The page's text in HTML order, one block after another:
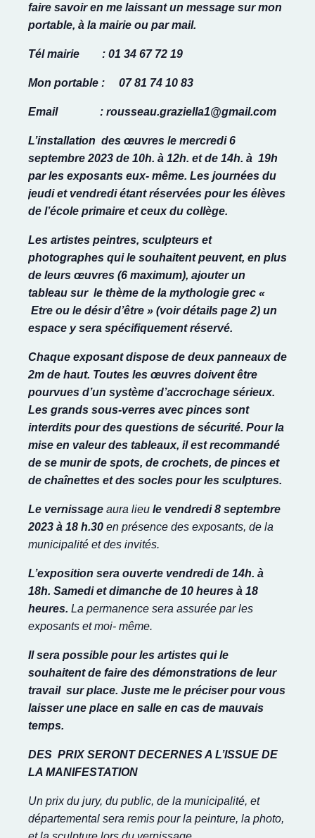
faire savoir en me laissant un message sur mon
portable, à la mairie ou par mail.
Tél mairie : 01 34 67 72 19
Mon portable : 07 81 74 10 83
Email : rousseau.graziella1@gmail.com
L’installation des œuvres le mercredi 6
septembre 2023 de 10h. à 12h. et de 14h. à 19h
par les exposants eux- même. Les journées du
jeudi et vendredi étant réservées pour les élèves
de l’école primaire et ceux du collège.
Les artistes peintres, sculpteurs et
photographes qui le souhaitent peuvent, en plus
de leurs œuvres (6 maximum), ajouter un
tableau sur le thème de la mythologie grec «
Etre ou le désir d’être » (voir détails page 2) un
espace y sera spécifiquement réservé.
Chaque exposant dispose de deux panneaux de
2m de haut. Toutes les œuvres doivent être
pourvues d’un système d’accrochage sérieux.
Les grands sous-verres avec pinces sont
interdits pour des questions de sécurité. Pour la
mise en valeur des tableaux, il estrecommandé
de se munir de spots, de crochets, de pinces et
de chaînettes et des socles pour les sculptures.
Le vernissage aura lieu le vendredi 8 septembre
2023 à 18 h.30 en présence des exposants, de la
municipalité et des invités.
L’exposition sera ouverte vendredi de 14h. à
18h. Samedi et dimanche de 10 heures à 18
heures. La permanence sera assurée par les
exposants et moi- même.
Il sera possible pour les artistes qui le
souhaitent de faire des démonstrations de leur
travail sur place. Juste me le préciser pour vous
laisser une place en salle en cas de mauvais
temps.
DES PRIX SERONT DECERNES A L’ISSUE DE
LA MANIFESTATION
Un prix du jury, du public, de la municipalité, et
départemental sera remis pour la peinture, la photo,